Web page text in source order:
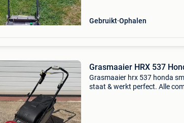
Gebruikt Ophalen
Grasmaaier HRX 537
Grasmaaier hrx 537 honda
staat & werkt perfect. Alle